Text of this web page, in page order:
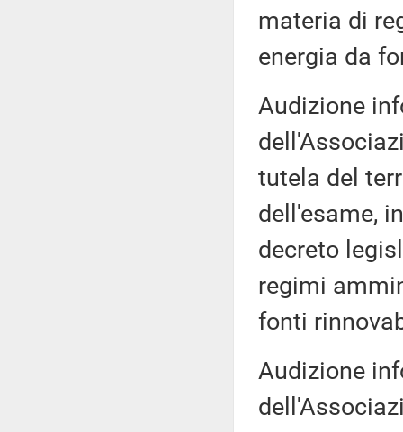
materia di
energia da
Audizione
tutela del
dell'esame,
decreto
regimi
fonti
Audizione